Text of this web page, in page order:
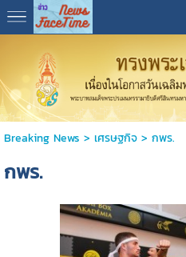
Breaking News > เศรษฐกิจ> กพร.
กพร.